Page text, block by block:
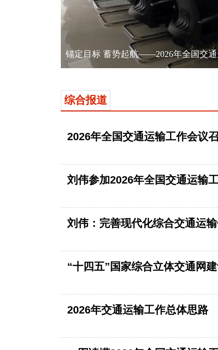
锚定目标 蓄势起航——2026年全国交
综合报道
2026年全国交通运输工作会议
刘伟参加2026年全国交通运输
刘伟：完善现代化综合交通运
“十四五”国家综合立体交通网
2026年交通运输工作总体思路